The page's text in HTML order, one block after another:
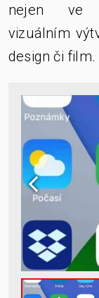
nejen ve
vizuálním
design či film.